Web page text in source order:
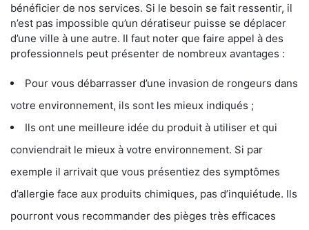
bénéficier de nos services. Si le besoin se fait ressentir, il
n’est pas impossible qu’un dératiseur puisse se déplacer
d’une ville à une autre. Il faut noter que faire appel à des
professionnels peut présenter de nombreux avantages :
Pour vous débarrasser d’une invasion de rongeurs dans
votre environnement, ils sont les mieux indiqués ;
Ils ont une meilleure idée du produit à utiliser et qui
conviendrait le mieux à votre environnement. Si par
exemple il arrivait que vous présentiez des symptômes
d’allergie face aux produits chimiques, pas d’inquiétude. Ils
pourront vous recommander des pièges très efficaces